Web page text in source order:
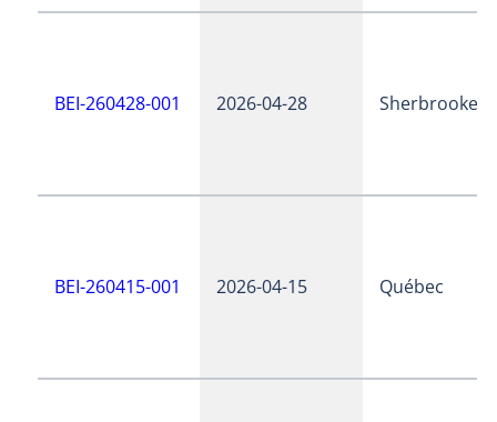
BEI-260428-001 2026-04-28 Sherbrooke
BEI-260415-001 2026-04-15 Québec